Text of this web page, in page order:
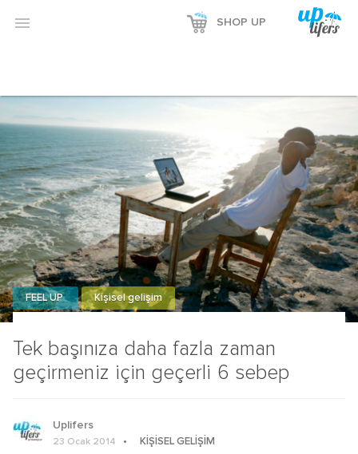
 SHOP UP
Tek başınıza daha fazla zaman
geçirmeniz için geçerli 6 sebep
FEEL UP Kişisel gelişim
Uplifers
23 Ocak 2014 KIŞISEL GELIŞIM